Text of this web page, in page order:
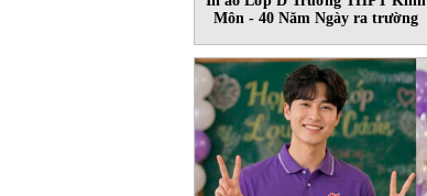
Môn - 40 Năm Ngày ra trường